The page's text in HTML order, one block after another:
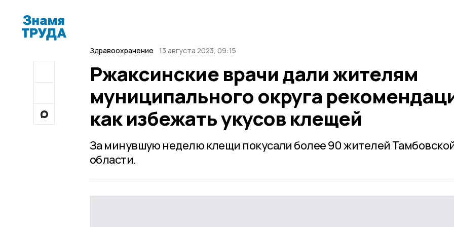
Здравоохранение 13 августа 2023, 09:15
Ржаксинские врачи дали жителям
муниципального округа
как избежать укусов клещей
За минувшую неделю клещи покусали более 90 жителей
области.